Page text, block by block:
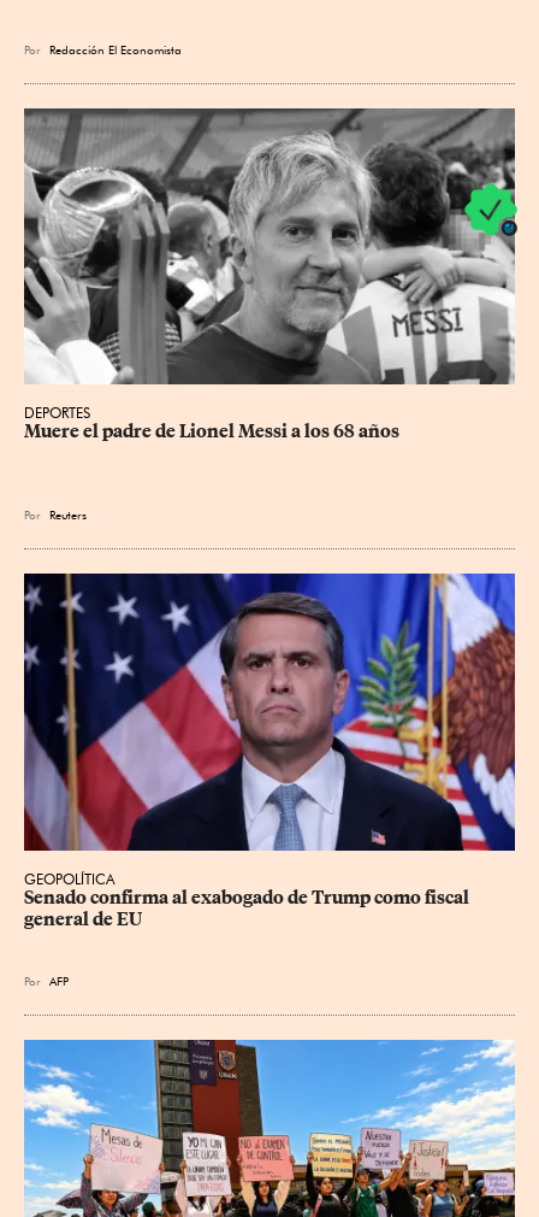
Por Redacción El Economista
DEPORTES
Muere el padre de Lionel Messi a los 68 años
Por Reuters
GEOPOLÍTICA
Senado confirma al exabogado de Trump como fiscal
general de EU
Por AFP